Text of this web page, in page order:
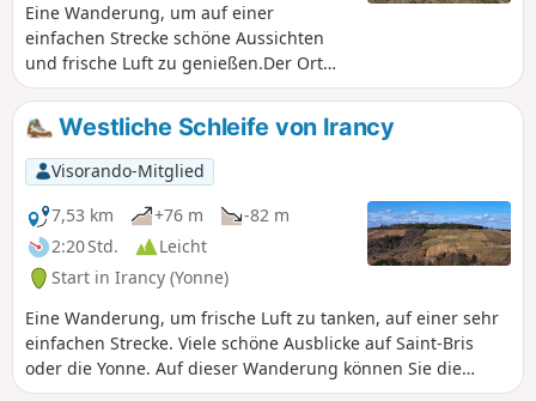
Eine Wanderung, um auf einer
einfachen Strecke schöne Aussichten
und frische Luft zu genießen.Der Ort
„Belle vue” (schöne Aussicht) macht
seinem Namen alle Ehre und bietet
Ihnen von einem seiner höchsten
Punkte aus einen herrlichen Blick auf
die Region Auxerrois!Wenn es die
Jahreszeit erlaubt, können Sie Kirschen
und Trauben pflücken oder (mit Ihren
Augen) Schmetterlingen
hinterherjagen!
Westliche Schleife von Irancy
Visorando-Mitglied
7,53 km
+76 m
-82 m
2:20 Std.
Leicht
Start in Irancy (Yonne)
Eine Wanderung, um frische Luft zu tanken, auf einer sehr
einfachen Strecke. Viele schöne Ausblicke auf Saint-Bris
oder die Yonne. Auf dieser Wanderung können Sie die
Region Auxerrois bewundern!